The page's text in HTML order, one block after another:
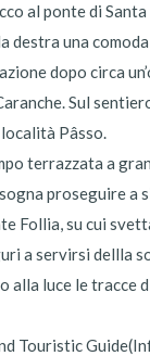
al ponte di
destra una
dopo circa
Sul
Pâsso.
terrazzata a
proseguire a
Follia, su cui
a servirsi dellla
luce le tracce
Touristic